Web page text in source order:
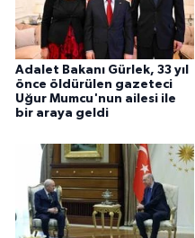
Adalet Bakanı Gürlek, 33 yıl
önce öldürülen gazeteci
Uğur Mumcu'nun ailesi ile
bir araya geldi